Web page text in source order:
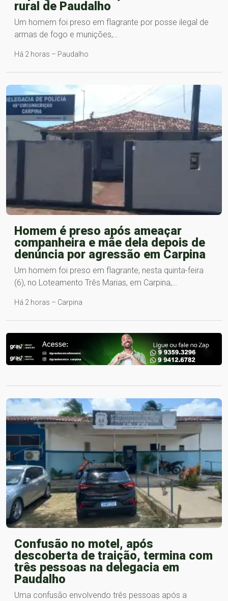
rural de Paudalho
Um homem foi preso em flagrante por posse ilegal de
armas de fogo e munições,…
Há 2 horas – Paudalho
Homem é preso após ameaçar
companheira e mãe dela depois de
denúncia por agressão em Carpina
Um homem foi preso em flagrante, nesta quinta-feira
(6), no Loteamento Três Marias, em Carpina,…
Há 2 horas – Carpina
Confusão no motel, após
descoberta de traição, termina com
três pessoas na delegacia em
Paudalho
Uma confusão envolvendo três pessoas após a